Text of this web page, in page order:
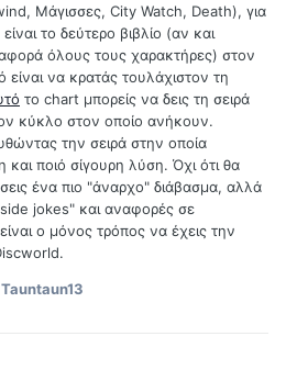
Μάγισσες, City Watch, Death), για
το δεύτερο βιβλίο (αν και
όλους τους χαρακτήρες) στον
να κρατάς τουλάχιστον τη
το chart μπορείς να δεις τη σειρά
κύκλο στον οποίο ανήκουν.
την σειρά στην οποία
και ποιό σίγουρη λύση. Όχι ότι θα
ένα πιο "άναρχο" διάβασμα, αλλά
jokes" και αναφορές σε
ο μόνος τρόπος να έχεις την